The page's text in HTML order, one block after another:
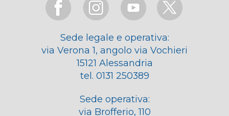
Sede legale e operativa:
via Verona 1, angolo via Vochieri
15121 Alessandria
tel. 0131 250389
Sede operativa:
via Brofferio, 110